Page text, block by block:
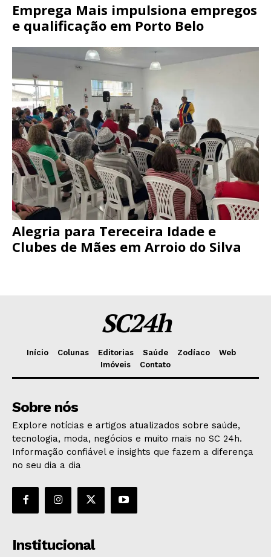
Emprega Mais impulsiona empregos
e qualificação em Porto Belo
Alegria para Tereceira Idade e
Clubes de Mães em Arroio do Silva
SC24h
Início Colunas Editorias Saúde Zodíaco
Web
Imóveis
Contato
Sobre nós
Explore notícias e artigos atualizados sobre saúde,
tecnologia, moda, negócios e muito mais no SC 24h.
Informação confiável e insights que fazem a diferença
no seu dia a dia
Institucional